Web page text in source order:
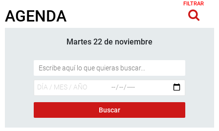
AGENDA
FILTRAR
Martes 22 de noviembre